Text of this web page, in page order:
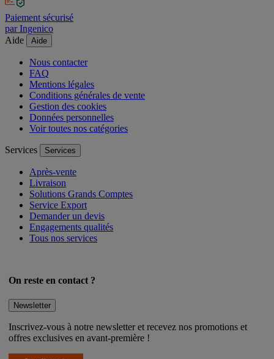
Paiement sécurisé
par Ingenico
Aide
Nous contacter
FAQ
Mentions légales
Conditions générales de vente
Gestion des cookies
Données personnelles
Services
Après-vente
Livraison
Solutions Grands Comptes
Service Export
Demander un devis
Engagements qualités
Inscrivez-vous à notre newsletter et recevez nos promotions et